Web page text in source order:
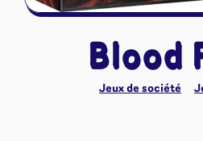
Blood
Jeux de société